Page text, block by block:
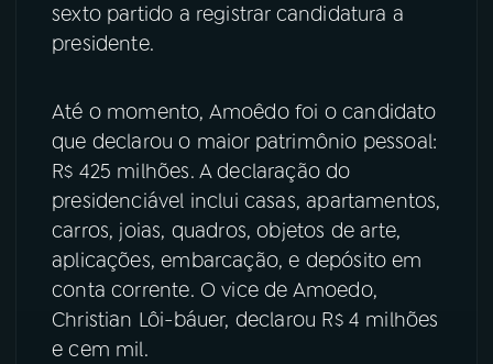
06VIDEOCASTS
FESTIVAL DE MÚSICA
ACOMPANHE A RÁDIO NACIONAL
YouTube Facebook
sexto partido a registrar candidatura a
presidente.
Até o momento, Amoêdo foi o candidato
que declarou o maior patrimônio pessoal:
R$ 425 milhões. A declaração do
presidenciável inclui casas, apartamentos,
carros, joias, quadros, objetos de arte,
aplicações, embarcação, e depósito em
conta corrente. O vice de Amoedo,
Christian Lôi-báuer, declarou R$ 4 milhões
e cem mil.